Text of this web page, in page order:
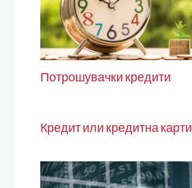
Потрошувачки кредити
Кредит или кредитна